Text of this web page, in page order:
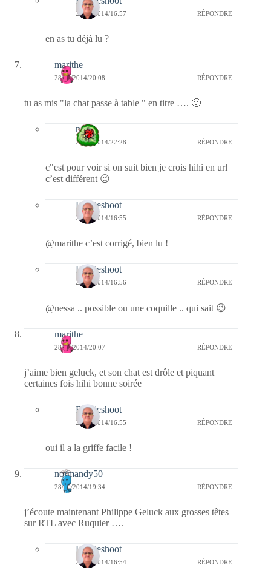
29/10/2014/16:57 RÉPONDRE
en as tu déjà lu ?
marithe
28/10/2014/20:08 RÉPONDRE
tu as mis "la chat passe à table " en titre …. 🙂
nessa
28/10/2014/22:28 RÉPONDRE
c"est pour voir si on suit bien je crois hihi en url
c’est différent 😉
Bernieshoot
29/10/2014/16:55 RÉPONDRE
@marithe c’est corrigé, bien lu !
Bernieshoot
29/10/2014/16:56 RÉPONDRE
@nessa .. possible ou une coquille .. qui sait 😉
marithe
28/10/2014/20:07 RÉPONDRE
j’aime bien geluck, et son chat est drôle et piquant
certaines fois hihi bonne soirée
Bernieshoot
29/10/2014/16:55 RÉPONDRE
oui il a la griffe facile !
normandy50
28/10/2014/19:34 RÉPONDRE
j’écoute maintenant Philippe Geluck aux grosses têtes
sur RTL avec Ruquier ….
Bernieshoot
29/10/2014/16:54 RÉPONDRE